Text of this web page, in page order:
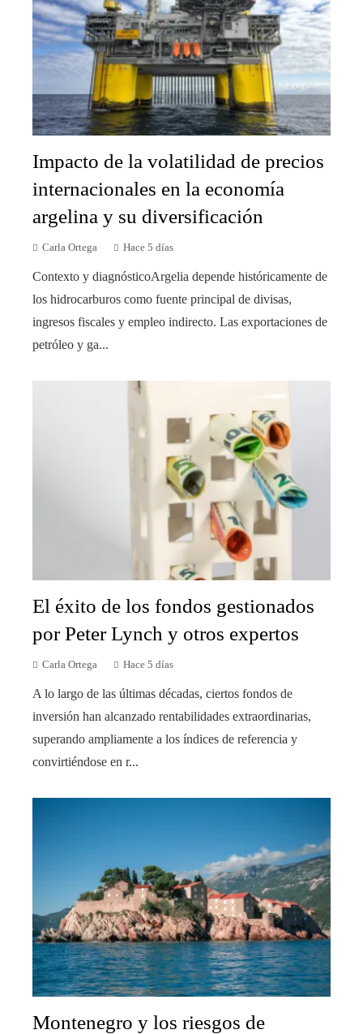
Impacto de la volatilidad de precios
internacionales en la economía
argelina y su diversificación
Carla Ortega Hace 5 días
Contexto y diagnósticoArgelia depende históricamente de
los hidrocarburos como fuente principal de divisas,
ingresos fiscales y empleo indirecto. Las exportaciones de
petróleo y ga...
El éxito de los fondos gestionados
por Peter Lynch y otros expertos
Carla Ortega Hace 5 días
A lo largo de las últimas décadas, ciertos fondos de
inversión han alcanzado rentabilidades extraordinarias,
superando ampliamente a los índices de referencia y
convirtiéndose en r...
Montenegro y los riesgos de